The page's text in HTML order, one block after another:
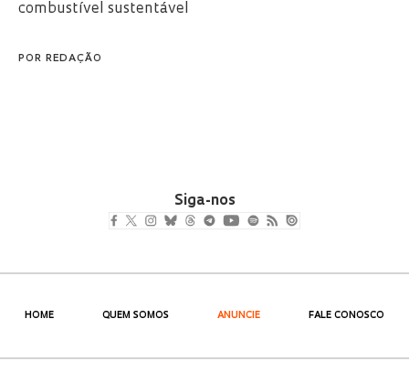
combustível sustentável
POR REDAÇÃO
Siga-nos
HOME QUEM SOMOS ANUNCIE FALE CONOSCO